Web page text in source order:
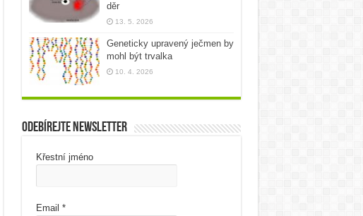
děr
13. 5. 2026
Geneticky upravený ječmen by
mohl být trvalka
10. 4. 2026
Odebírejte newsletter
Křestní jméno
Email *